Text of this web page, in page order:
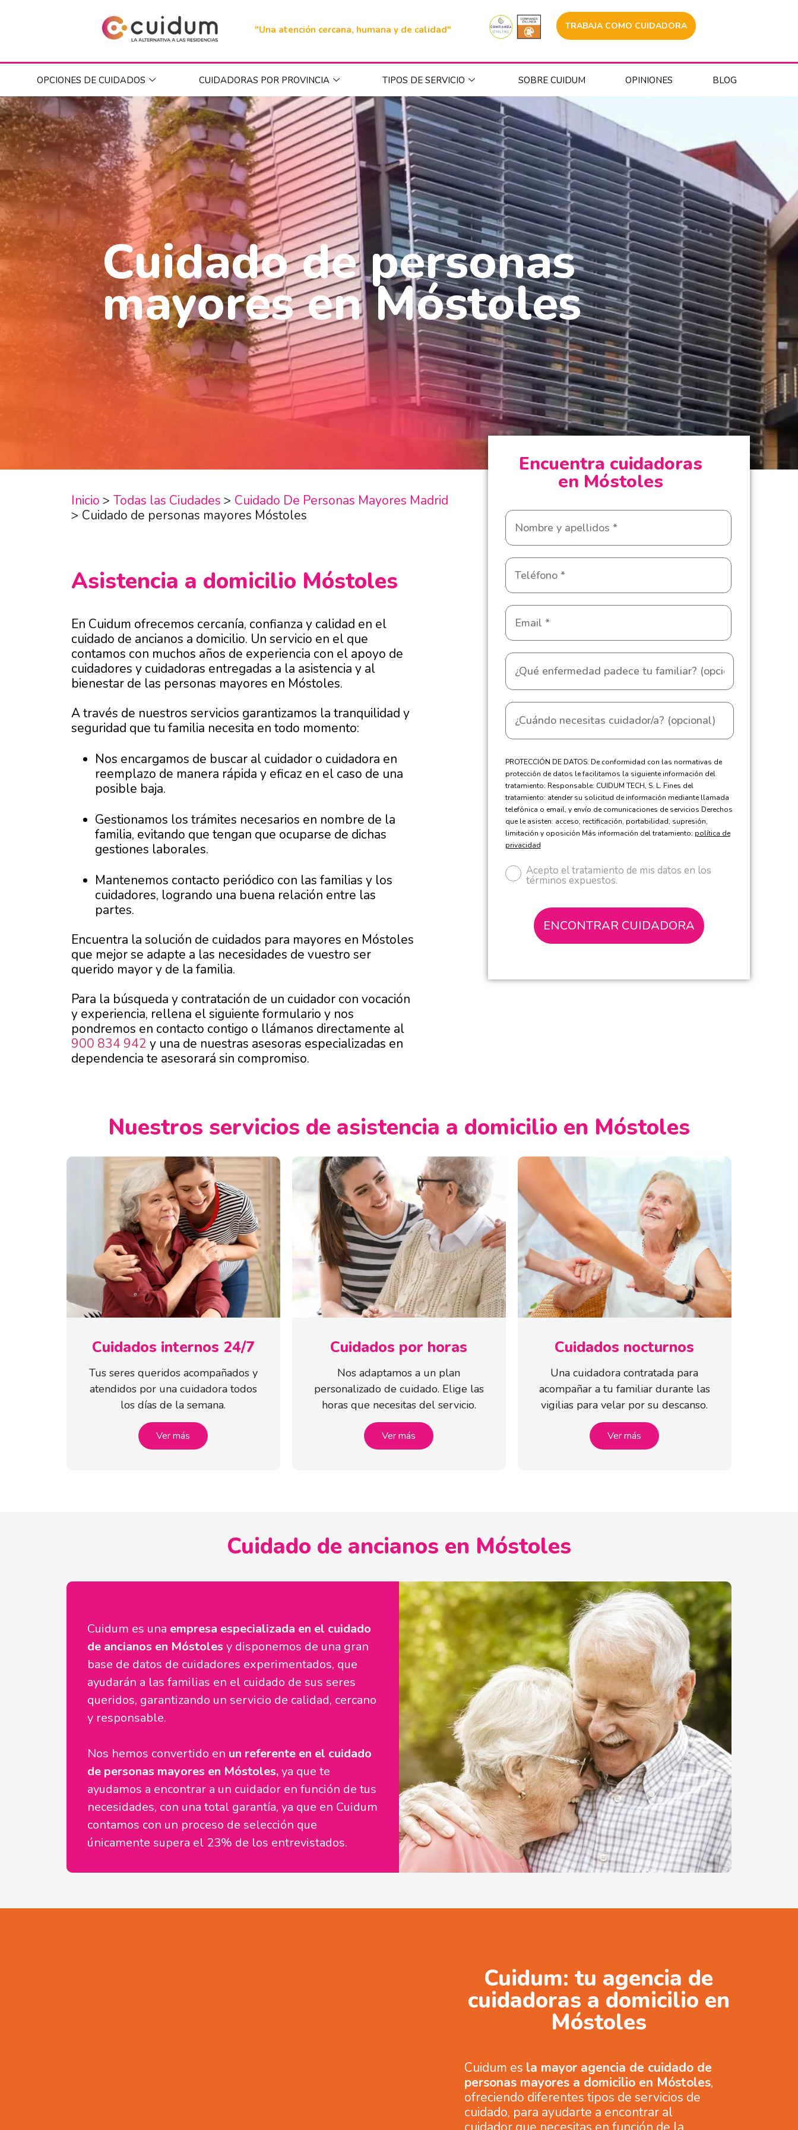
"Una atención cercana, humana y de calidad" TRABAJA COMO CUIDADORA
OPCIONES DE CUIDADOS CUIDADORAS POR PROVINCIA TIPOS DE SERVICIO SOBRE CUIDUM OPINIONES BLOG
Cuidado de personas
mayores en Móstoles
Inicio > Todas las Ciudades > Cuidado De Personas Mayores Madrid
> Cuidado de personas mayores Móstoles
Asistencia a domicilio Móstoles
En Cuidum ofrecemos cercanía, confianza y calidad en el
cuidado de ancianos a domicilio. Un servicio en el que
contamos con muchos años de experiencia con el apoyo de
cuidadores y cuidadoras entregadas a la asistencia y al
bienestar de las personas mayores en Móstoles.
A través de nuestros servicios garantizamos la tranquilidad y
seguridad que tu familia necesita en todo momento:
Nos encargamos de buscar al cuidador o cuidadora en
reemplazo de manera rápida y eficaz en el caso de una
posible baja.
Gestionamos los trámites necesarios en nombre de la
familia, evitando que tengan que ocuparse de dichas
gestiones laborales.
Mantenemos contacto periódico con las familias y los
cuidadores, logrando una buena relación entre las
partes.
Encuentra la solución de cuidados para mayores en Móstoles
que mejor se adapte a las necesidades de vuestro ser
querido mayor y de la familia.
Para la búsqueda y contratación de un cuidador con vocación
y experiencia, rellena el siguiente formulario y nos
pondremos en contacto contigo o llámanos directamente al
900 834 942 y una de nuestras asesoras especializadas en
dependencia te asesorará sin compromiso.
Encuentra cuidadoras
en Móstoles
PROTECCIÓN DE DATOS: De conformidad con las normativas de
protección de datos le facilitamos la siguiente información del
tratamiento: Responsable: CUIDUM TECH, S. L. Fines del
tratamiento: atender su solicitud de información mediante llamada
telefónica o email, y envío de comunicaciones de servicios Derechos
que le asisten: acceso, rectificación, portabilidad, supresión,
limitación y oposición Más información del tratamiento: política de
privacidad
Acepto el tratamiento de mis datos en los
términos expuestos.
Nuestros servicios de asistencia a domicilio en Móstoles
Cuidados internos 24/7
Tus seres queridos acompañados y
atendidos por una cuidadora todos
los días de la semana.
Ver más
Cuidados por horas
Nos adaptamos a un plan
personalizado de cuidado. Elige las
horas que necesitas del servicio.
Ver más
Cuidados nocturnos
Una cuidadora contratada para
acompañar a tu familiar durante las
vigilias para velar por su descanso.
Ver más
Cuidado de ancianos en Móstoles
Cuidum es una empresa especializada en el cuidado
de ancianos en Móstoles y disponemos de una gran
base de datos de cuidadores experimentados, que
ayudarán a las familias en el cuidado de sus seres
queridos, garantizando un servicio de calidad, cercano
y responsable.
Nos hemos convertido en un referente en el cuidado
de personas mayores en Móstoles,ya que te
ayudamos a encontrar a un cuidador en función de tus
necesidades, con una total garantía, ya que en Cuidum
contamos con un proceso de selección que
únicamente supera el 23% de los entrevistados.
Cuidum: tu agencia de
cuidadoras a domicilio en
Móstoles
Cuidum es la mayor agencia de cuidado de
personas mayores a domicilio en Móstoles,
ofreciendo diferentes tipos de servicios de
cuidado, para ayudarte a encontrar al